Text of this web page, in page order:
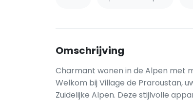
Omschrijving
Charmant wonen in de Alpen met
Welkom bij Village de Praroustan,
Zuidelijke Alpen. Deze stijlvolle